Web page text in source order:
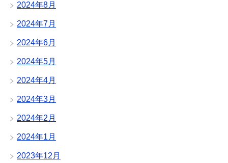
2024年8月
2024年7月
2024年6月
2024年5月
2024年4月
2024年3月
2024年2月
2024年1月
2023年12月